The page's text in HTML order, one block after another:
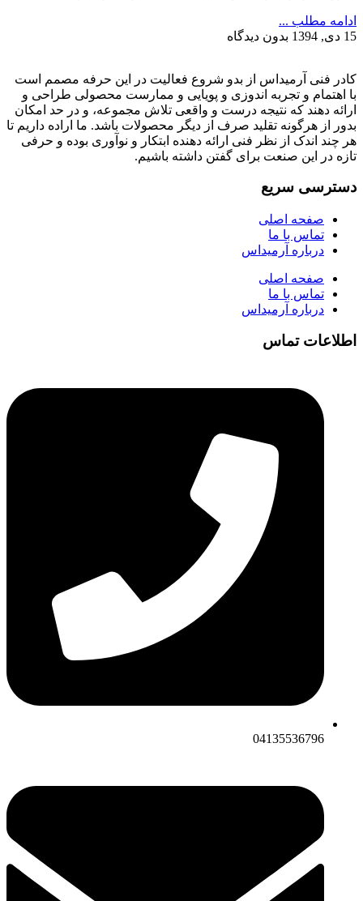
ادامه مطلب ...
15 دی, 1394
بدون دیدگاه
کادر فنی آرمیداس از بدو شروع فعالیت در این حرفه مصمم است
با اهتمام و تجربه اندوزی و پویایی و ممارست محصولی طراحی و
ارائه دهند که نتیجه درست و واقعی تلاش مجموعه، و در حد امکان
بدور از هرگونه تقلید صرف از دیگر محصولات باشد. ما اراده داریم تا
هر چند اندک از نظر فنی ارائه دهنده ابتکار و نوآوری بوده و حرفی
تازه در این صنعت برای گفتن داشته باشیم.
دسترسی سریع
صفحه اصلی
تماس با ما
درباره آرمیداس
صفحه اصلی
تماس با ما
درباره آرمیداس
اطلاعات تماس
04135536796